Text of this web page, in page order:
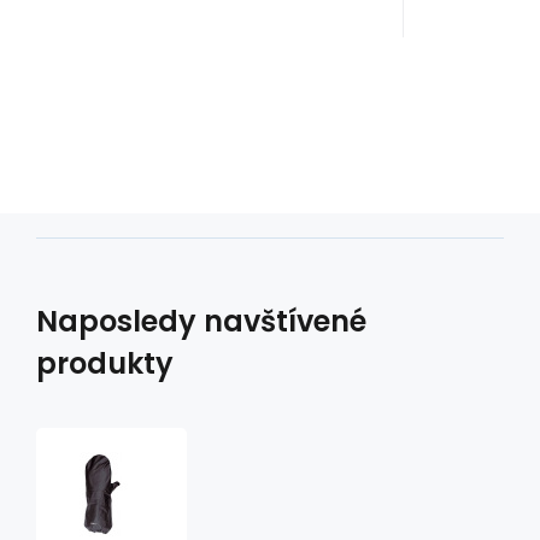
Naposledy navštívené
produkty